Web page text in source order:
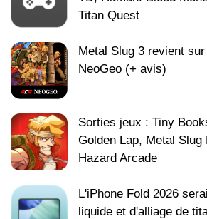
Titan Quest
Metal Slug 3 revient
NeoGeo (+ avis)
Sorties jeux : Tiny
Golden Lap, Metal Slug
Hazard Arcade
L'iPhone Fold 2026
liquide et d'alliage de